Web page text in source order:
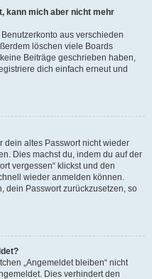
kann mich aber nicht mehr
aus verschieden
löschen viele Boards
Beiträge geschrieben haben,
dich einfach erneut und
dein altes Passwort nicht wieder
Dies machst du, indem du auf der
vergessen“ klickst und den
wieder anmelden können.
dein Passwort zurückzusetzen, so
„Angemeldet bleiben“ nicht
Dies verhindert den